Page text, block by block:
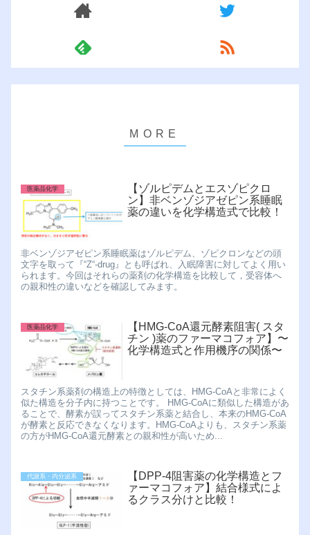
医薬品化学
【ゾルピデムとエスゾピクロ
ン】非ベンゾジアゼピン系睡眠
薬の違いを化学構造式で比較！
非ベンゾジアゼピン系睡眠薬はゾルピデム、ゾピクロンなどの頭
文字を取って『“Z“-drug』とも呼ばれ、入眠障害に対してよく用い
られます。今回はそれらの薬剤の化学構造を比較して，受容体へ
の親和性の違いなどを確認してみます。
医薬品化学
【HMG-CoA還元酵素阻害( スタ
チン )薬のファーマコフォア】〜
化学構造式と作用機序の関係〜
スタチン系薬剤の構造上の特徴としては、HMG-CoAと非常によく
似た構造を分子内に持つことです。 HMG-CoAに類似した構造があ
ることで、酵素が誤ってスタチン系薬と結合し、本来のHMG-CoA
が酵素と反応できなくなります。HMG-CoAよりも、スタチン系薬
の方がHMG-CoA還元酵素との親和性が高いため...
代謝系・内分泌系
【DPP-4阻害薬の化学構造とフ
ァーマコフォア】結合様式によ
るクラス分けと比較！